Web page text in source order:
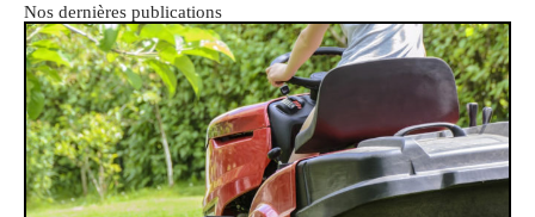
Nos dernières publications